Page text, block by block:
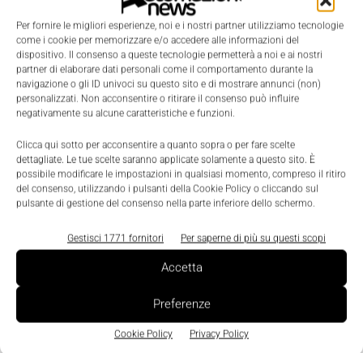
Per fornire le migliori esperienze, noi e i nostri partner utilizziamo tecnologie
come i cookie per memorizzare e/o accedere alle informazioni del
dispositivo. Il consenso a queste tecnologie permetterà a noi e ai nostri
partner di elaborare dati personali come il comportamento durante la
navigazione o gli ID univoci su questo sito e di mostrare annunci (non)
personalizzati. Non acconsentire o ritirare il consenso può influire
negativamente su alcune caratteristiche e funzioni.
Clicca qui sotto per acconsentire a quanto sopra o per fare scelte
dettagliate. Le tue scelte saranno applicate solamente a questo sito. È
possibile modificare le impostazioni in qualsiasi momento, compreso il ritiro
del consenso, utilizzando i pulsanti della Cookie Policy o cliccando sul
pulsante di gestione del consenso nella parte inferiore dello schermo.
Gestisci 1771 fornitori Per saperne di più su questi scopi
Accetta
Preferenze
Cookie Policy Privacy Policy
che la produzione dei prodotti Spriano e Mec Rela
sia rimasta in Italia, riconoscendo la qualità della
strumentazione e della tecnologia made in Italy: gli
strumenti Spriano per l'indicazione, la trasmissione,
la regolazione e il controllo dei processi industriali
sono utilizzati in oltre 60 Paesi nel mondo.
Per un'azienda italiana è sufficiente far leva sulla
propria fama per riconquistate i mercati esteri?
Nei mercati globali di riferimento (oil & gas, power)
un marchio forte e una valida reputazione derivante
da una fama consolidata sono fondamentali, anche
in considerazione del fatto che le principali società
Epc condividono tra loro molte informazioni. A ciò
devono aggiungersi le ormai indispensabili